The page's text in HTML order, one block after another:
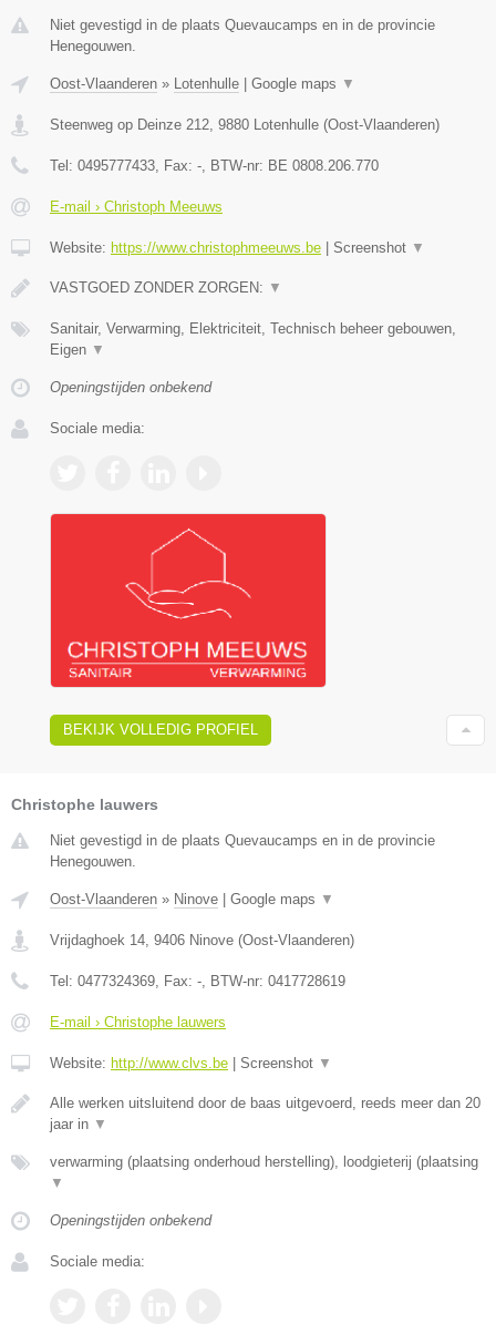
Niet gevestigd in de plaats Quevaucamps en in de provincie
Henegouwen.
Oost-Vlaanderen » Lotenhulle | Google maps ▼
Steenweg op Deinze 212 9880 Lotenhulle (Oost-Vlaanderen)
Tel: 0495777433 , Fax: - , BTW-nr: BE 0808.206.770
E-mail › Christoph Meeuws
Website: https://www.christophmeeuws.be | Screenshot ▼
VASTGOED ZONDER ZORGEN: ▼
Sanitair, Verwarming, Elektriciteit, Technisch beheer gebouwen,
Eigen ▼
Openingstijden onbekend
Sociale media:
BEKIJK VOLLEDIG PROFIEL
Christophe lauwers
Niet gevestigd in de plaats Quevaucamps en in de provincie
Henegouwen.
Oost-Vlaanderen » Ninove Google maps ▼
Vrijdaghoek 14, 9406 Ninove (Oost-Vlaanderen)
Tel: 0477324369, Fax: -, BTW-nr: 0417728619
E-mail › Christophe lauwers
Website: http://www.clvs.be Screenshot ▼
Alle werken uitsluitend door de baas uitgevoerd, reeds meer dan 20
jaar in ▼
verwarming (plaatsing onderhoud herstelling), loodgieterij (plaatsing
▼
Openingstijden onbekend
Sociale media: